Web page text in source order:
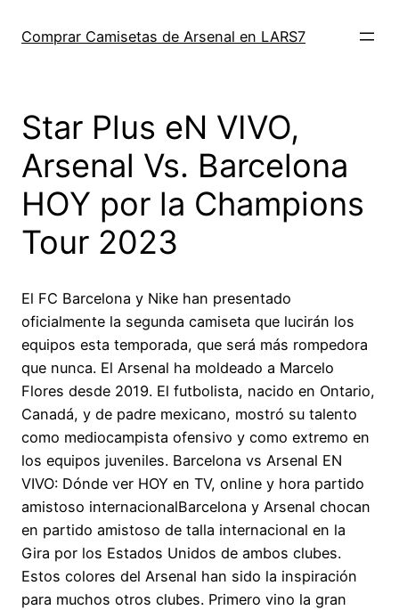
Comprar Camisetas de Arsenal en LARS7
Star Plus eN VIVO,
Arsenal Vs. Barcelona
HOY por la Champions
Tour 2023
El FC Barcelona y Nike han presentado
oficialmente la segunda camiseta que lucirán los
equipos esta temporada, que será más rompedora
que nunca. El Arsenal ha moldeado a Marcelo
Flores desde 2019. El futbolista, nacido en Ontario,
Canadá, y de padre mexicano, mostró su talento
como mediocampista ofensivo y como extremo en
los equipos juveniles. Barcelona vs Arsenal EN
VIVO: Dónde ver HOY en TV, online y hora partido
amistoso internacionalBarcelona y Arsenal chocan
en partido amistoso de talla internacional en la
Gira por los Estados Unidos de ambos clubes.
Estos colores del Arsenal han sido la inspiración
para muchos otros clubes. Primero vino la gran